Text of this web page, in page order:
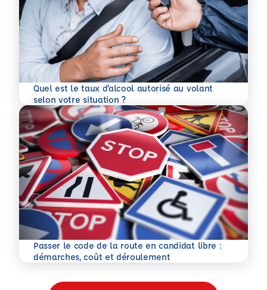
Quel est le taux d’alcool autorisé au volant
selon votre situation ?
En savoir plus
Passer le code de la route en candidat libre :
démarches, coût et déroulement
En savoir plus